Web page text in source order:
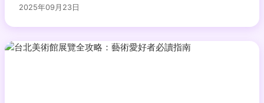
2025年09月23日